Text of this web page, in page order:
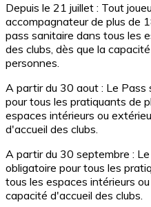
Depuis le 21 juillet : Tout
accompagnateur de plus de
pass sanitaire dans tous les
des clubs, dès que la
personnes.
A partir du 30 aout : Le
pour tous les pratiquants de
espaces intérieurs ou
d'accueil des clubs.
A partir du 30 septembre :
obligatoire pour tous les
tous les espaces intérieurs
capacité d'accueil des clubs.